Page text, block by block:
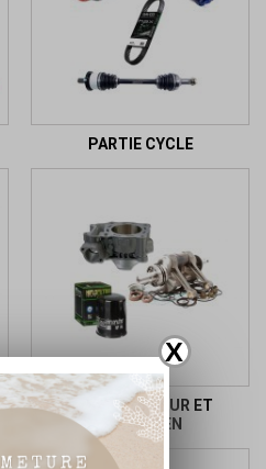
X
PARTIE CYCLE
PIECES MOTEUR ET
ENTRETIEN